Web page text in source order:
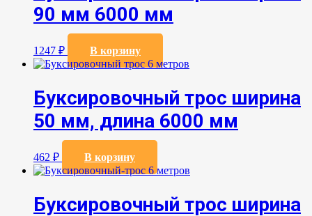
90 мм 6000 мм
1247 ₽ В корзину
Буксировочный трос ширина
50 мм, длина 6000 мм
462 ₽ В корзину
Буксировочный трос ширина